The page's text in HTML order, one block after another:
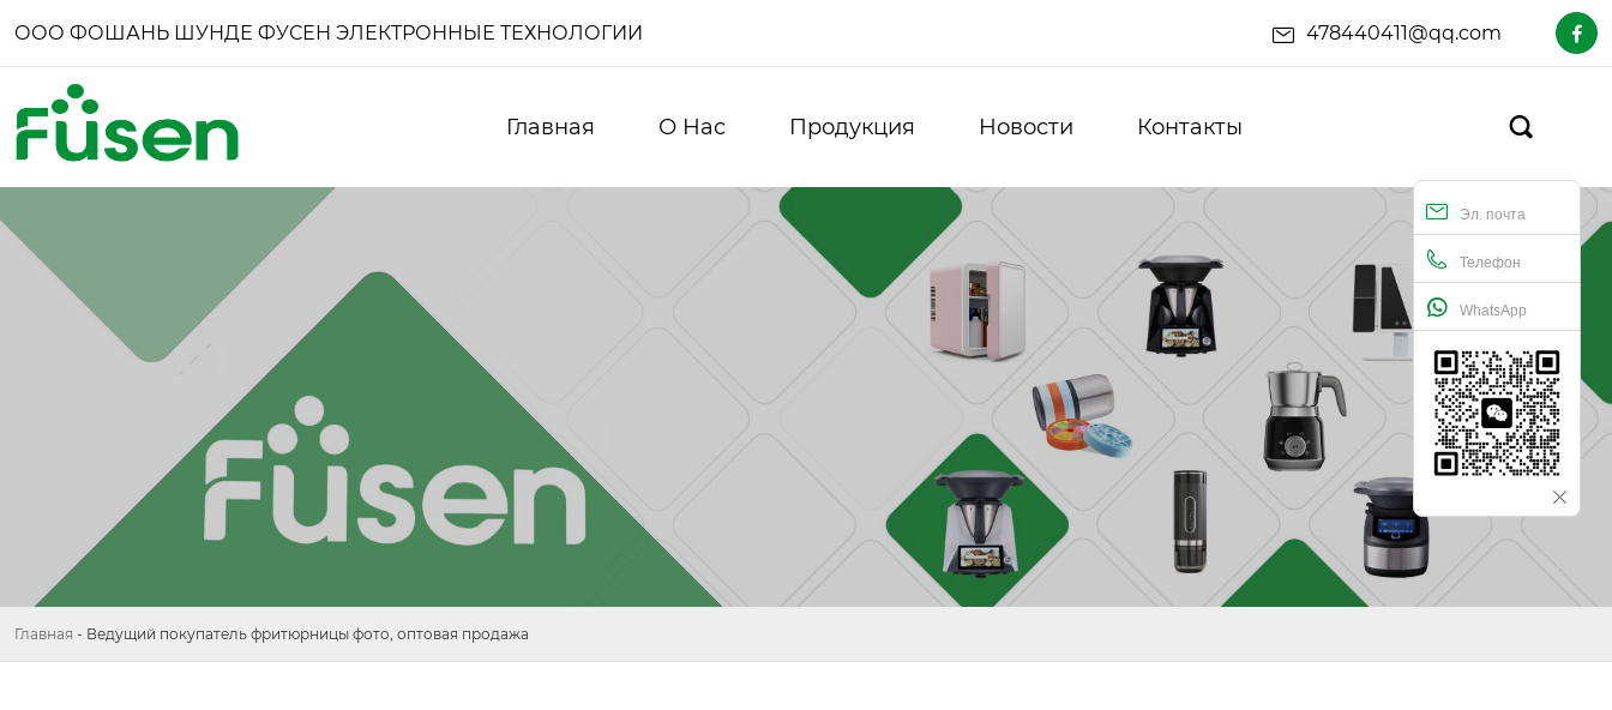
ООО ФОШАНЬ ШУНДЕ ФУСЕН ЭЛЕКТРОННЫЕ ТЕХНОЛОГИИ 478440411@qq.com 
Главная О Нас Продукция Новости Контакты 
Эл. почта
Телефон
WhatsApp
Главная - Ведущий покупатель фритюрницы фото, оптовая продажа